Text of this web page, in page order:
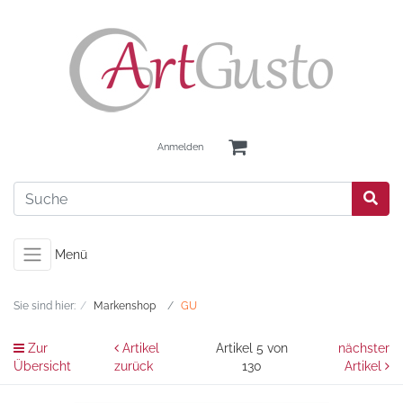
Anmelden
Menü
Sie sind hier: Markenshop GU
Zur
Übersicht
Artikel
zurück
Artikel 5 von
130
nächster
Artikel